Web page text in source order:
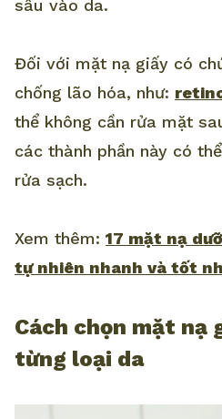
sâu vào da.
Đối với mặt nạ giấy có
chống lão hóa, như:
thể không cần rửa mặt
các thành phần này có
rửa sạch.
Xem thêm: 17 mặt nạ
tự nhiên nhanh và tốt
Cách chọn mặt nạ
từng loại da